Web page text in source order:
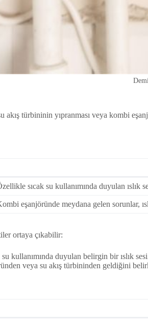
türbininin yıpranması veya kombi
sıcak su kullanımında duyulan ıslık
eşanjöründe meydana gelen sorunlar,
ortaya çıkabilir:
kullanımında duyulan belirgin bir ıslık
veya su akış türbininden geldiğini